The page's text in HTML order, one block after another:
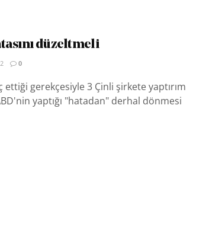
düzeltmeli
0
gerekçesiyle 3 Çinli şirkete yaptırım
yaptığı "hatadan" derhal dönmesi